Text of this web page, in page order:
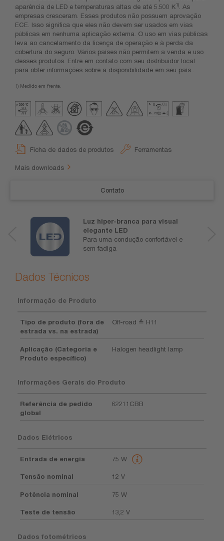
aparência de LED e temperaturas altas de até 5.500 K1)
. As
empresas cresceram. Esses produtos não possuem aprovação
ECE. Isso significa que eles não devem ser usados ​​em vias
públicas em nenhuma aplicação externa. O uso em vias públicas
leva ao cancelamento da licença de operação e à perda da
cobertura do seguro. Vários países não permitem a venda e uso
desses produtos. Entre em contato com seu distribuidor local
para obter informações sobre a disponibilidade em seu país..
1) Medido em frente.
Ficha de dados de produtos Ferramentas
Mais downloads
Contato
Luz hiper-branca para visual
elegante LED
Para uma condução confortável e
sem fadiga
Dados Técnicos
Informação de Produto
Tipo de produto (fora de
estrada vs. na estrada)
Off-road ≙ H11
Aplicação (Categoria e
Produto específico)
Halogen headlight lamp
Informações Gerais do Produto
Referência de pedido
global
62211CBB
Dados Elétricos
Entrada de energia 75 W
Tensão nominal 12 V
Potência nominal 75 W
Teste de tensão 13,2 V
Dados fotométricos